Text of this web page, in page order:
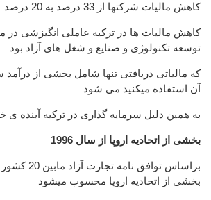
کاهش مالیات شرکتها از 33 درصد به 20 درصد
کاهش مالیات ها در ترکیه عاملی انگیزشی در
توسعه تکنولوژی و صنایع و شغل های آزاد بود
که مالیاتی دریافتی تنها شامل بخشی از درآمد
آن استفاده میکنید می شود
به همین دلیل سرمایه گذاری در ترکیه آینده ی
بخشی از اتحادیه اروپا از سال 1996
بخشی از اتحادیه اروپا محسوب میشود